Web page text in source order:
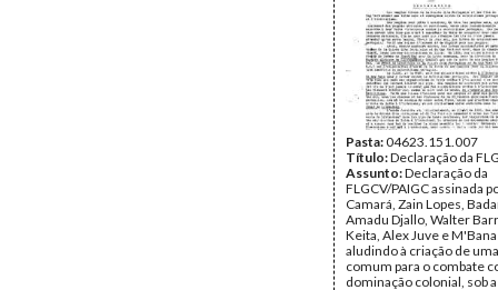
Tipo Documental:
Página(s):2
Pasta:04623.151.007
Título:Declaração da
Assunto:Declaração da
FLGCV/PAIGC assinada
Camará, Zain Lopes,
Amadu Djallo, Walter
Keita, Alex Juve e
aludindo à criação de
comum para o combate
dominação colonial, sob